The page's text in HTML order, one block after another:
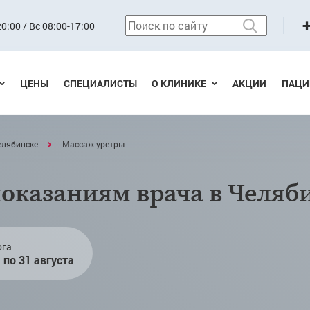
/ Вс 08:00-17:00
ЦЕНЫ СПЕЦИАЛИСТЫ О КЛИНИКЕ АКЦИИ
Массаж уретры
врача в
по 31 августа